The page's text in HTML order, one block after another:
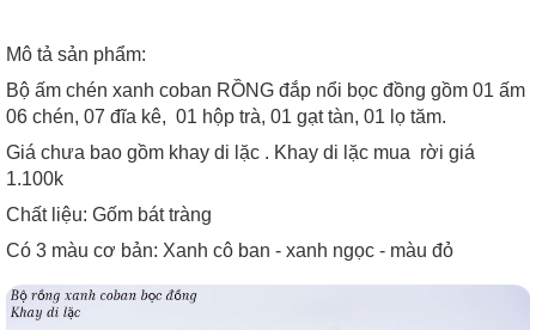
Mô tả sản phẩm:
Bộ ấm chén xanh coban RỒNG đắp nổi bọc đồng gồm 01 ấm
06 chén, 07 đĩa kê, 01 hộp trà, 01 gạt tàn, 01 lọ tăm.
Giá chưa bao gồm khay di lặc . Khay di lặc mua rời giá
1.100k
Chất liệu: Gốm bát tràng
Có 3 màu cơ bản: Xanh cô ban - xanh ngọc - màu đỏ